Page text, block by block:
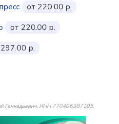
от 220.00 р.
от 220.00 р.
р.
Геннадьевич, ИНН 770406387105,